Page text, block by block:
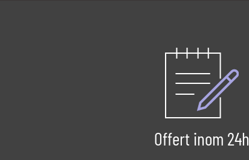
Offert inom 24h